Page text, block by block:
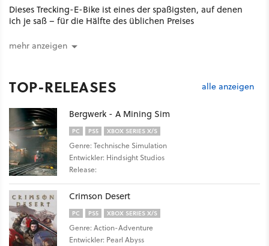
Dieses Trecking-E-Bike ist eines der spaßigsten, auf denen
ich je saß – für die Hälfte des üblichen Preises
mehr anzeigen
TOP-RELEASES alle anzeigen
Bergwerk - A Mining Sim
PC PS5 XBOX SERIES X/S
Genre: Technische Simulation
Entwickler: Hindsight Studios
Release:
Crimson Desert
PC PS5 XBOX SERIES X/S
Genre: Action-Adventure
Entwickler: Pearl Abyss